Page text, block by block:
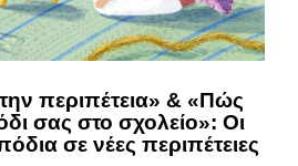
περιπέτεια» & «Πώς
σας στο σχολείο»: Οι
σε νέες περιπέτειες